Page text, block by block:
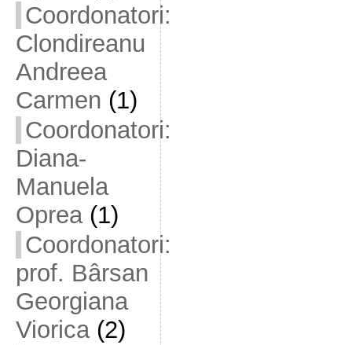
Coordonatori:
Clondireanu
Andreea
Carmen (1)
Coordonatori:
Diana-
Manuela
Oprea(1)
Coordonatori:
prof. Bârsan
Georgiana
Viorica(2)